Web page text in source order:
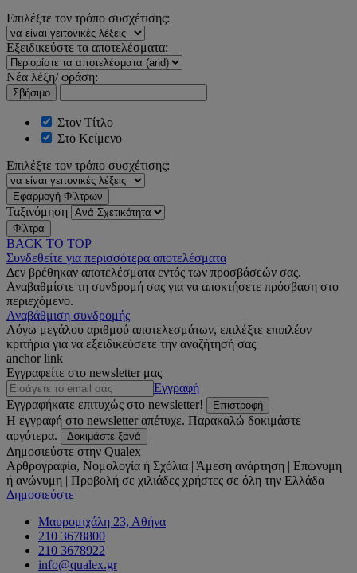
Επιλέξτε τον τρόπο συσχέτισης:
Εξειδικεύστε τα αποτελέσματα:
Νέα λέξη/ φράση:
Σβήσιμο
Στον Τίτλο
Στο Κείμενο
Επιλέξτε τον τρόπο συσχέτισης:
Εφαρμογή Φίλτρων
Ταξινόμηση
Φίλτρα
BACK TO TOP
Συνδεθείτε για περισσότερα αποτελέσματα
Δεν βρέθηκαν αποτελέσματα εντός των προσβάσεών σας.
Αναβαθμίστε τη συνδρομή σας για να αποκτήσετε πρόσβαση στο
περιεχόμενο.
Αναβάθμιση συνδρομής
Λόγω μεγάλου αριθμού αποτελεσμάτων, επιλέξτε επιπλέον
κριτήρια για να εξειδικεύσετε την αναζήτησή σας
anchor link
Εγγραφείτε στο newsletter μας
Εγγραφή
Εγγραφήκατε επιτυχώς στο newsletter!
Επιστροφή
Η εγγραφή στο newsletter απέτυχε. Παρακαλώ δοκιμάστε
αργότερα.
Δοκιμάστε ξανά
Δημοσιεύστε στην Qualex
Αρθρογραφία, Νομολογία ή Σχόλια | Άμεση ανάρτηση | Επώνυμη
ή ανώνυμη | Προβολή σε χιλιάδες χρήστες σε όλη την Ελλάδα
Δημοσιεύστε
Μαυρομιχάλη 23, Αθήνα
210 3678800
210 3678922
info@qualex.gr